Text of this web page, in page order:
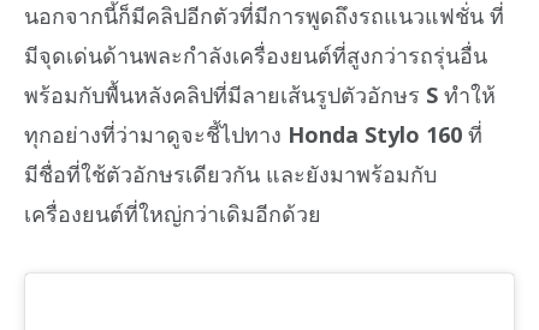
นอกจากนี้ก็มีคลิปอีกตัวที่มีการพูดถึงรถแนวแฟชั่น ที่
มีจุดเด่นด้านพละกำลังเครื่องยนต์ที่สูงกว่ารถรุ่นอื่น
พร้อมกับพื้นหลังคลิปที่มีลายเส้นรูปตัวอักษร S ทำให้
ทุกอย่างที่ว่ามาดูจะชี้ไปทาง Honda Stylo 160 ที่
มีชื่อที่ใช้ตัวอักษรเดียวกัน และยังมาพร้อมกับ
เครื่องยนต์ที่ใหญ่กว่าเดิมอีกด้วย